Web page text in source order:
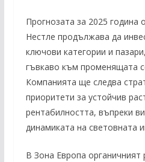
Прогнозата за 2025 година
Нестле продължава да
ключови категории и
гъвкаво към променящата
Компанията ще следва
приоритети за устойчив
рентабилността, въпреки
динамиката на световната
В Зона Европа органичният